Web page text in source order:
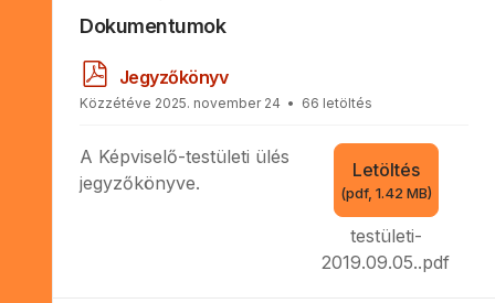
Dokumentumok
d
f
Jegyzőkönyv
Közzétéve 2025. november 24 66 letöltés
Letöltés
(pdf, 1.42 MB)
testületi-
2019.09.05..pdf
A Képviselő-testületi ülés
jegyzőkönyve.